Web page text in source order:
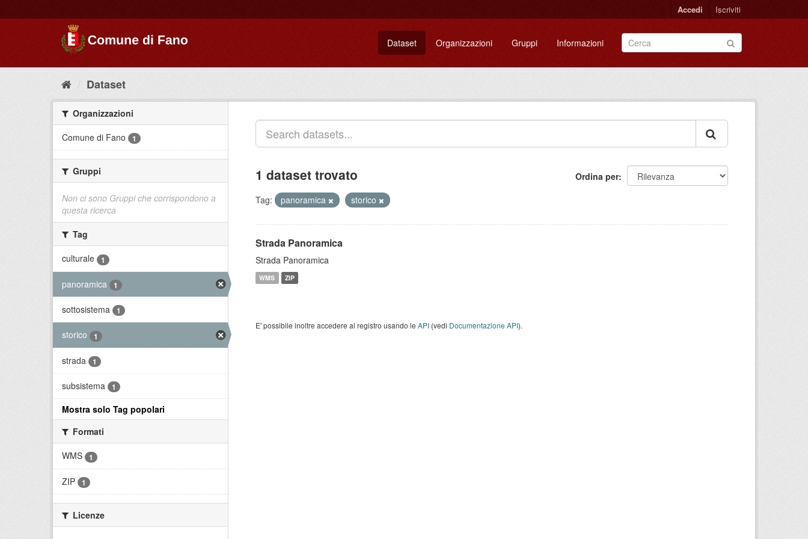
Accedi Iscriviti
Dataset Organizzazioni Gruppi Informazioni
Dataset
Organizzazioni
Comune di Fano
1
Gruppi
Non ci sono Gruppi che corrispondono a
questa ricerca
Tag
culturale
1
panoramica 1
sottosistema 1
storico 1
strada 1
subsistema 1
Mostra solo Tag popolari
Formati
WMS
1
ZIP 1
Licenze
Ordina per
1 dataset trovato
Tag: panoramica storico
Strada Panoramica
Strada Panoramica
WMS ZIP
E' possibile inoltre accedere al registro usando le API (vedi Documentazione API).